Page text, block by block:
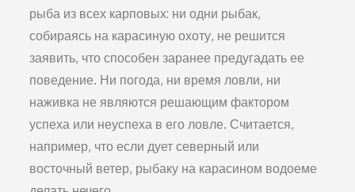
рыба из всех карповых: ни одни рыбак,
собираясь на карасиную охоту, не решится
заявить, что способен заранее предугадать ее
поведение. Ни погода, ни время ловли, ни
наживка не являются решающим фактором
успеха или неуспеха в его ловле. Считается,
например, что если дует северный или
восточный ветер, рыбаку на карасином водоеме